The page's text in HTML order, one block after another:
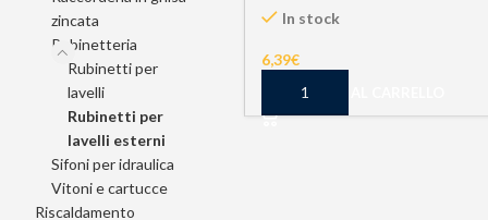
zincata
Rubinetteria
Rubinetti per
lavelli
Rubinetti per
lavelli esterni
Sifoni per idraulica
Vitoni e cartucce
Riscaldamento
In stock
6,39€
AGGIUNGI AL CARRELLO